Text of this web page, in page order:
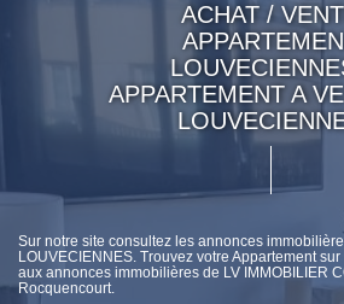
ACHAT /
APPARTEMENT A
Sur notre site consultez les annonces
LOUVECIENNES. Trouvez votre Appartement
aux annonces immobilières de LV IMMOBILIER
Rocquencourt.